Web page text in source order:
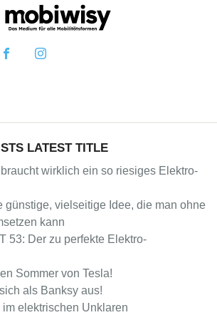
LATEST TITLE
wirklich ein so riesiges Elektro-
günstige, vielseitige Idee, die man ohne
kann
53: Der zu perfekte Elektro-
Sommer von Tesla!
als Banksy aus!
elektrischen Unklaren